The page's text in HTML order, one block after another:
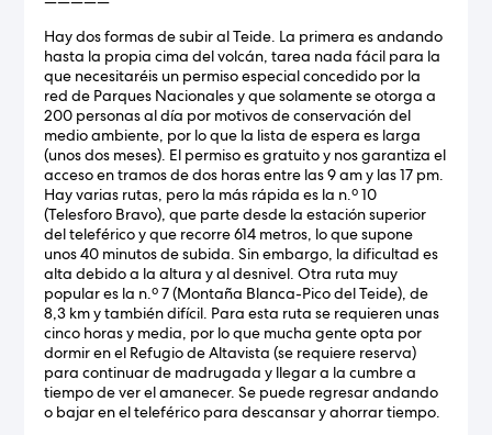
Hay dos formas de subir al Teide. La primera es andando
hasta la propia cima del volcán, tarea nada fácil para la
que necesitaréis un permiso especial concedido por la
red de Parques Nacionales y que solamente se otorga a
200 personas al día por motivos de conservación del
medio ambiente, por lo que la lista de espera es larga
(unos dos meses). El permiso es gratuito y nos garantiza el
acceso en tramos de dos horas entre las 9 am y las 17 pm.
Hay varias rutas, pero la más rápida es la n.º 10
(Telesforo Bravo), que parte desde la estación superior
del teleférico y que recorre 614 metros, lo que supone
unos 40 minutos de subida. Sin embargo, la dificultad es
alta debido a la altura y al desnivel. Otra ruta muy
popular es la n.º 7 (Montaña Blanca-Pico del Teide), de
8,3 km y también difícil. Para esta ruta se requieren unas
cinco horas y media, por lo que mucha gente opta por
dormir en el Refugio de Altavista (se requiere reserva)
para continuar de madrugada y llegar a la cumbre a
tiempo de ver el amanecer. Se puede regresar andando
o bajar en el teleférico para descansar y ahorrar tiempo.